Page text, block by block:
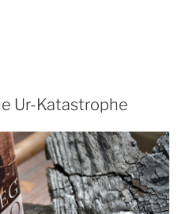
Ur-Katastrophe